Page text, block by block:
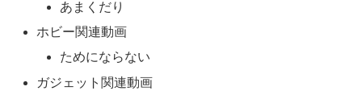
あまくだり
ホビー関連動画
ためにならない
ガジェット関連動画